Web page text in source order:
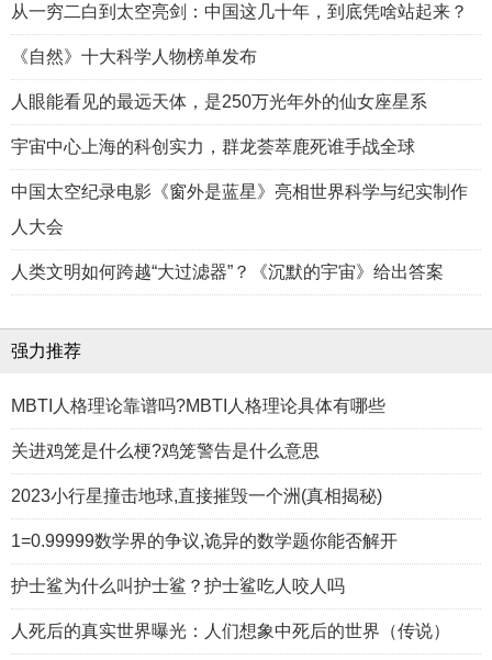
从一穷二白到太空亮剑：中国这几十年，到底凭啥站起来？
《自然》十大科学人物榜单发布
人眼能看见的最远天体，是250万光年外的仙女座星系
宇宙中心上海的科创实力，群龙荟萃鹿死谁手战全球
中国太空纪录电影《窗外是蓝星》亮相世界科学与纪实制作
人大会
人类文明如何跨越“大过滤器”？《沉默的宇宙》给出答案
强力推荐
MBTI人格理论靠谱吗?MBTI人格理论具体有哪些
关进鸡笼是什么梗?鸡笼警告是什么意思
2023小行星撞击地球,直接摧毁一个洲(真相揭秘)
1=0.99999数学界的争议,诡异的数学题你能否解开
护士鲨为什么叫护士鲨？护士鲨吃人咬人吗
人死后的真实世界曝光：人们想象中死后的世界（传说）